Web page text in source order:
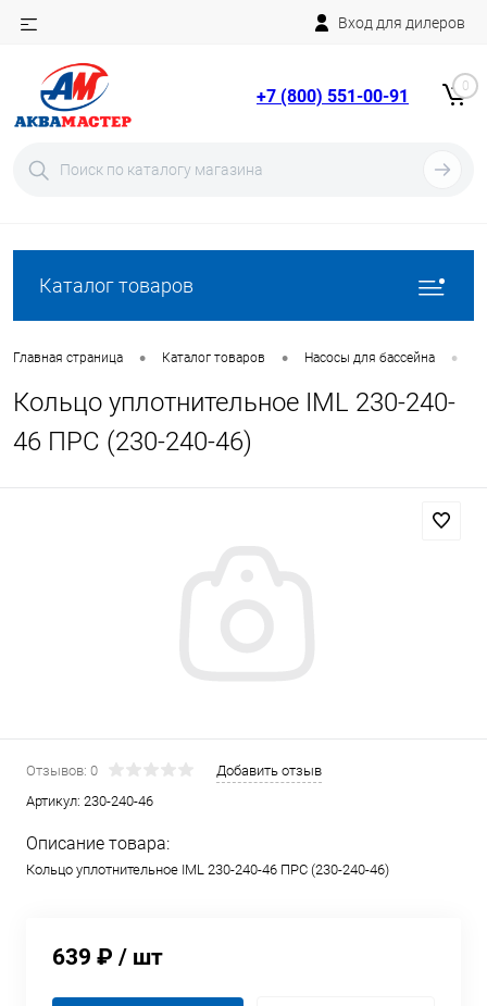
Вход для дилеров
+7 (800) 551-00-91 0
Каталог товаров
Главная страница • Каталог товаров • Насосы для бассейна •
Кольцо уплотнительное IML 230-240-
46 ПРС (230-240-46)
Отзывов: 0
Добавить отзыв
Артикул: 230-240-46
Описание товара:
Кольцо уплотнительное IML 230-240-46 ПРС (230-240-46)
639 ₽ / шт